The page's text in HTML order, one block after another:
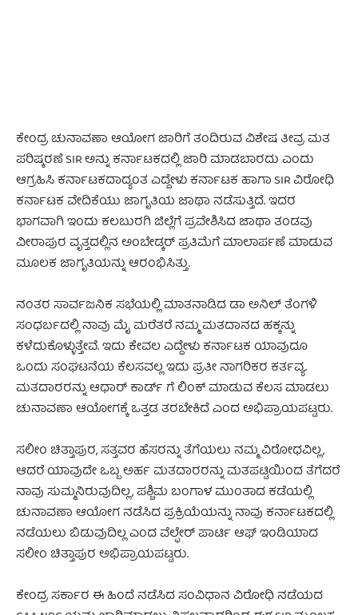
ಕೇಂದ್ರ ಚುನಾವಣಾ ಆಯೋಗ ಜಾರಿಗೆ ತಂದಿರುವ ವಿಶೇಷ ತೀವ್ರ ಮತ
ಪರಿಷ್ಕರಣೆ SIR ಅನ್ನು ಕರ್ನಾಟಕದಲ್ಲಿ ಜಾರಿ ಮಾಡಬಾರದು ಎಂದು
ಆಗ್ರಹಿಸಿ ಕರ್ನಾಟಕದಾದ್ಯಂತ ಎದ್ದೇಳು ಕರ್ನಾಟಕ ಹಾಗಾ SIR ವಿರೋಧಿ
ಕರ್ನಾಟಕ ವೇದಿಕೆಯು ಜಾಗೃತಿಯ ಜಾಥಾ ನಡೆಸುತ್ತಿದೆ. ಇದರ
ಭಾಗವಾಗಿ ಇಂದು ಕಲಬುರಗಿ ಜಿಲ್ಲೆಗೆ ಪ್ರವೇಶಿಸಿದ ಜಾಥಾ ತಂಡವು
ವೀರಾಪುರ ವೃತ್ತದಲ್ಲಿನ ಅಂಬೇಡ್ಕರ್ ಪ್ರತಿಮೆಗೆ ಮಾಲಾರ್ಪಣೆ ಮಾಡುವ
ಮೂಲಕ ಜಾಗೃತಿಯನ್ನು ಆರಂಭಿಸಿತ್ತು.
ನಂತರ ಸಾರ್ವಜನಿಕ ಸಭೆಯಲ್ಲಿ ಮಾತನಾಡಿದ ಡಾ ಅನಿಲ್ ತೆಂಗಳಿ
ಸಂಧರ್ಬದಲ್ಲಿ ನಾವು ಮೈ ಮರೆತರೆ ನಮ್ಮ ಮತದಾನದ ಹಕ್ಕನ್ನು
ಕಳೆದುಕೊಳ್ಳುತ್ತೇವೆ. ಇದು ಕೇವಲ ಎದ್ದೇಳು ಕರ್ನಾಟಕ ಯಾವುದೂ
ಒಂದು ಸಂಘಟನೆಯ ಕೆಲಸವಲ್ಲ ಇದು ಪ್ರತೀ ನಾಗರಿಕರ ಕರ್ತವ್ಯ.
ಮತದಾರರನ್ನು ಆಧಾರ್ ಕಾರ್ಡ್ ಗೆ ಲಿಂಕ್ ಮಾಡುವ ಕೆಲಸ ಮಾಡಲು
ಚುನಾವಣಾ ಆಯೋಗಕ್ಕೆ ಒತ್ತಡ ತರಬೇಕಿದೆ ಎಂದ ಅಭಿಪ್ರಾಯಪಟ್ಟರು.
ಸಲೀಂ ಚಿತ್ತಾಪುರ, ಸತ್ತವರ ಹೆಸರನ್ನು ತೆಗೆಯಲು ನಮ್ಮ ವಿರೋಧವಿಲ್ಲ,
ಆದರೆ ಯಾವುದೇ ಒಬ್ಬ ಅರ್ಹ ಮತದಾರರನ್ನು ಮತಪಟ್ಟಿಯಿಂದ ತೆಗೆದರೆ
ನಾವು ಸುಮ್ಮನಿರುವುದಿಲ್ಲ, ಪಶ್ಚಿಮ ಬಂಗಾಳ ಮುಂತಾದ ಕಡೆಯಲ್ಲಿ
ಚುನಾವಣಾ ಆಯೋಗ ನಡೆಸಿದ ಪ್ರಕ್ರಿಯೆಯನ್ನು ನಾವು ಕರ್ನಾಟಕದಲ್ಲಿ
ನಡೆಯಲು ಬಿಡುವುದಿಲ್ಲ ಎಂದ ವೆಲ್ಫೇರ್ ಪಾರ್ಟಿ ಆಫ್ ಇಂಡಿಯಾದ
ಸಲೀಂ ಚಿತ್ತಾಪುರ ಅಭಿಪ್ರಾಯಪಟ್ಟರು.
ಕೇಂದ್ರ ಸರ್ಕಾರ ಈ ಹಿಂದೆ ನಡೆಸಿದ ಸಂವಿಧಾನ ವಿರೋಧಿ ನಡೆಯದ